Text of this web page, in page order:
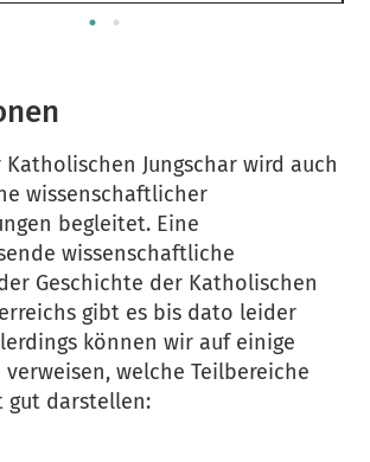
Jungschar wird auch
wissenschaftlicher
begleitet. Eine
wissenschaftliche
Geschichte der Katholischen
gibt es bis dato leider
können wir auf einige
welche Teilbereiche
gut darstellen: